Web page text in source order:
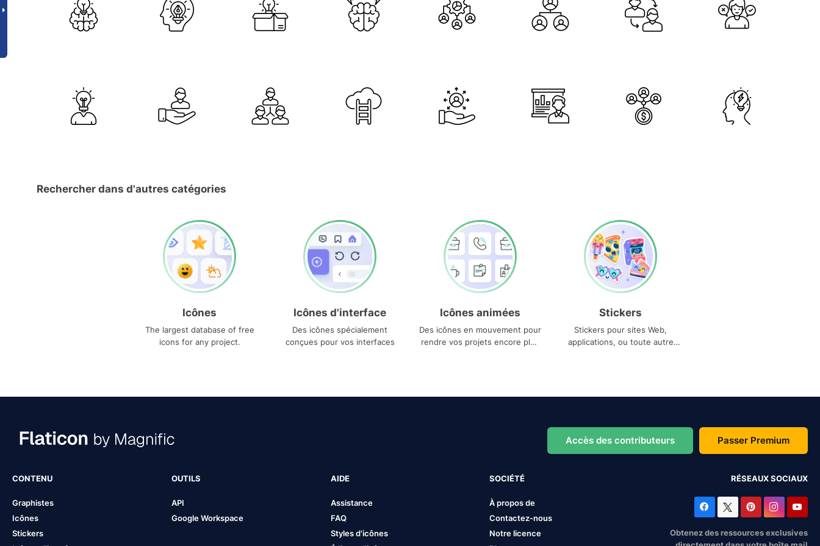
Rechercher dans d'autres catégories
Icônes
The largest database of free
icons for any project.
Icônes d'interface
Des icônes spécialement
conçues pour vos interfaces
Icônes animées
Des icônes en mouvement pour
rendre vos projets encore plus
Stickers
Stickers pour sites Web,
applications, ou toute autre
Accès des contributeurs Passer Premium
CONTENU
Graphistes
Icônes
Stickers
OUTILS
API
Google Workspace
AIDE
Assistance
FAQ
Styles d'icônes
SOCIÉTÉ
À propos de
Contactez-nous
Notre licence
RÉSEAUX SOCIAUX
Obtenez des ressources exclusives